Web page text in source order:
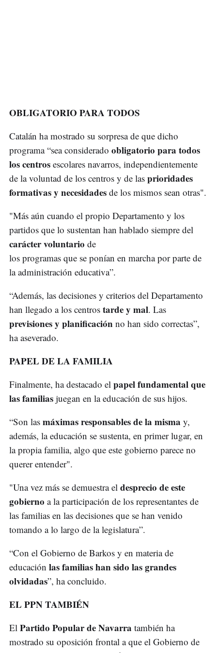
OBLIGATORIO PARA TODOS
Catalán ha mostrado su sorpresa de que dicho
programa “sea considerado obligatorio para todos
los centros escolares navarros, independientemente
de la voluntad de los centros y de las prioridades
formativas y necesidades de los mismos sean otras".
"Más aún cuando el propio Departamento y los
partidos que lo sustentan han hablado siempre del
carácter voluntario de
los programas que se ponían en marcha por parte de
la administración educativa”.
“Además, las decisiones y criterios del Departamento
han llegado a los centros tarde y mal. Las
previsiones y planificación no han sido correctas”,
ha aseverado.
PAPEL DE LA FAMILIA
Finalmente, ha destacado el papel fundamental que
las familias juegan en la educación de sus hijos.
“Son las máximas responsables de la misma y,
además, la educación se sustenta, en primer lugar, en
la propia familia, algo que este gobierno parece no
querer entender".
"Una vez más se demuestra el desprecio de este
gobierno a la participación de los representantes de
las familias en las decisiones que se han venido
tomando a lo largo de la legislatura”.
“Con el Gobierno de Barkos y en materia de
educación las familias han sido las grandes
olvidadas”, ha concluido.
EL PPN TAMBIÉN
El Partido Popular de Navarra también ha
mostrado su oposición frontal a que el Gobierno de